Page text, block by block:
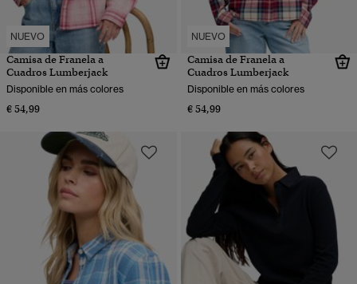
NUEVO
Camisa de Franela a
Cuadros Lumberjack
Disponible en más colores
€ 54,99
NUEVO
Camisa de Franela a
Cuadros Lumberjack
Disponible en más colores
€ 54,99